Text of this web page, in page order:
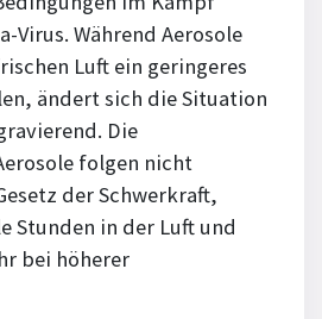
Virus. Während Aerosole
Luft ein geringeres
ändert sich die Situation
Die
folgen nicht
der Schwerkraft,
Stunden in der Luft und
bei höherer